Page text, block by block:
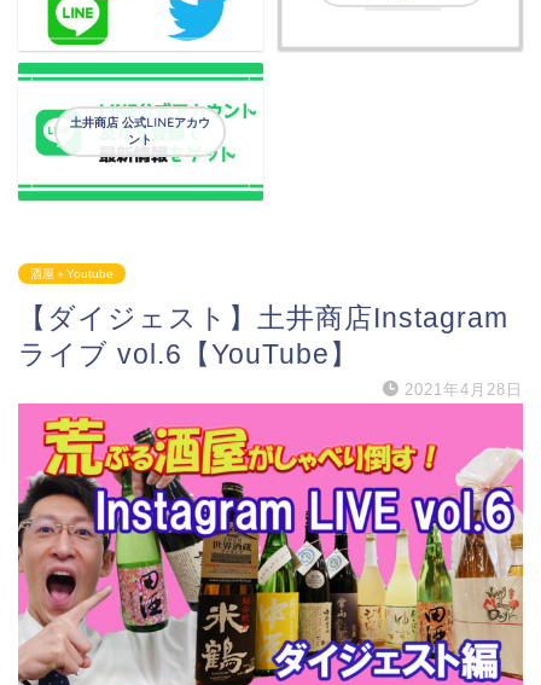
土井商店 公式LINEアカウ
ント
酒屋＋Youtube
【ダイジェスト】土井商店Instagram
ライブ vol.6【YouTube】
2021年4月28日